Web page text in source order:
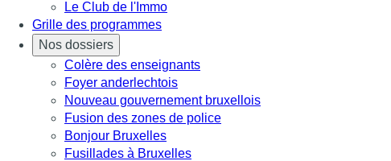
Le Club de l'Immo
Grille des programmes
Nos dossiers
Colère des enseignants
Foyer anderlechtois
Nouveau gouvernement bruxellois
Fusion des zones de police
Bonjour Bruxelles
Fusillades à Bruxelles